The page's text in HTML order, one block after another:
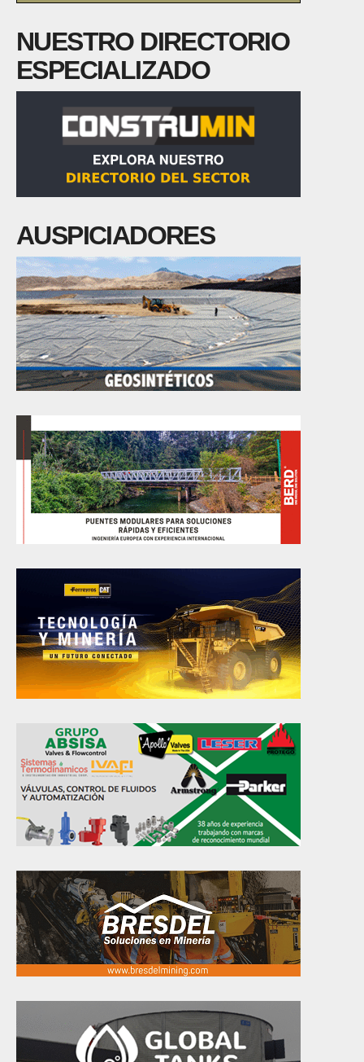
NUESTRO DIRECTORIO
ESPECIALIZADO
AUSPICIADORES